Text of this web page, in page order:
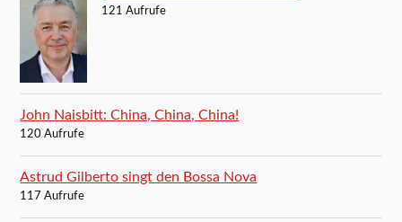
121 Aufrufe
John Naisbitt: China, China, China!
120 Aufrufe
Astrud Gilberto singt den Bossa Nova
117 Aufrufe